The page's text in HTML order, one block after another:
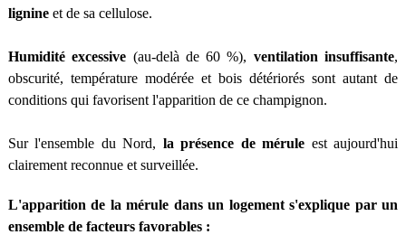
lignineet de sa cellulose.
Humidité excessive (au-delà de 60 %), ventilation insuffisante,
obscurité, température modérée et bois détériorés sont autant de
conditions qui favorisent l'apparition de ce champignon.
Sur l'ensemble du Nord, la présence de mérule est aujourd'hui
clairement reconnue et surveillée.
L'apparition de la mérule dans un logement s'explique par un
ensemble de facteurs favorables :